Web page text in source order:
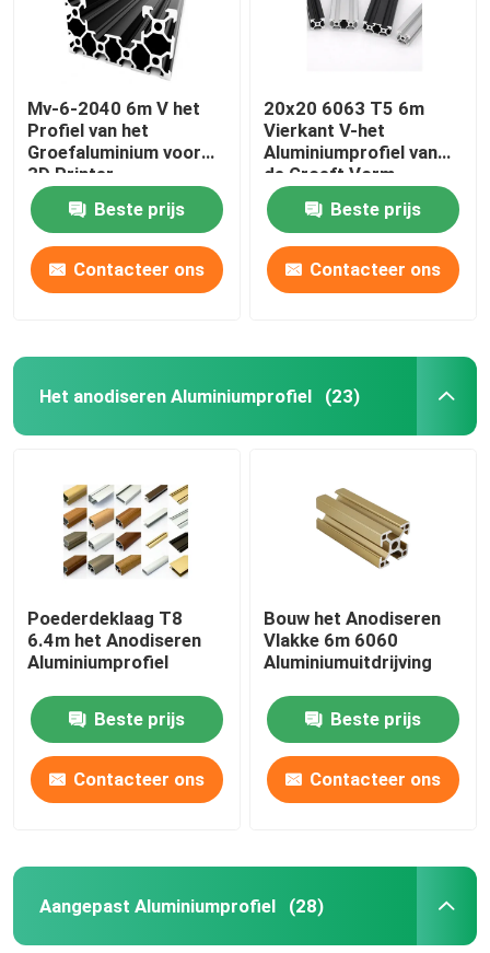
Mv-6-2040 6m V het
Profiel van het
Groefaluminium voor
3D Printer
Beste prijs
Contacteer ons
20x20 6063 T5 6m
Vierkant V-het
Aluminiumprofiel van
de Groeft Vorm
Beste prijs
Contacteer ons
Het anodiseren Aluminiumprofiel (23)
Poederdeklaag T8
6.4m het Anodiseren
Aluminiumprofiel
Beste prijs
Contacteer ons
Bouw het Anodiseren
Vlakke 6m 6060
Aluminiumuitdrijving
Beste prijs
Contacteer ons
Aangepast Aluminiumprofiel (28)